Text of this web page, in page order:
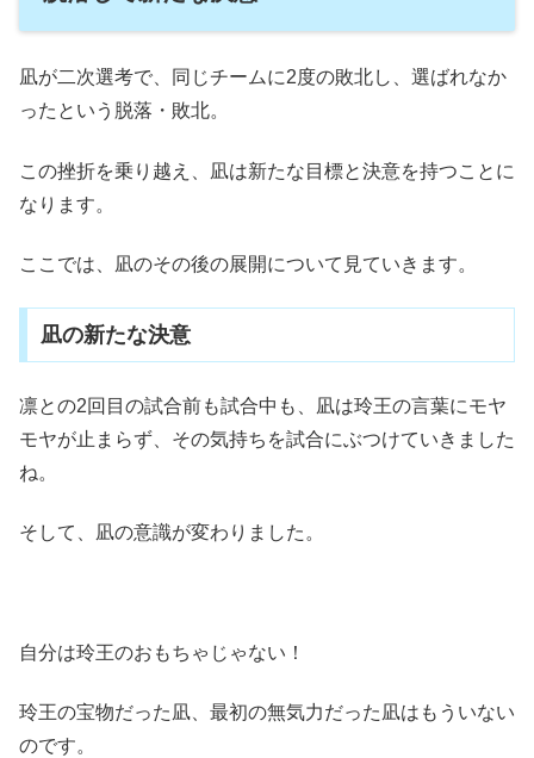
凪が二次選考で、同じチームに2度の敗北し、選ばれなか
ったという脱落・敗北。
この挫折を乗り越え、凪は新たな目標と決意を持つことに
なります。
ここでは、凪のその後の展開について見ていきます。
凪の新たな決意
凛との2回目の試合前も試合中も、凪は玲王の言葉にモヤ
モヤが止まらず、その気持ちを試合にぶつけていきました
ね。
そして、凪の意識が変わりました。
自分は玲王のおもちゃじゃない！
玲王の宝物だった凪、最初の無気力だった凪はもういない
のです。